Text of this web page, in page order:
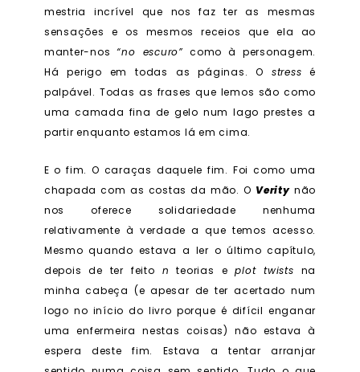
mestria incrível que nos faz ter as mesmas
sensações e os mesmos receios que ela ao
manter-nos“no escuro” como à personagem.
Há perigo em todas as páginas. O stress é
palpável. Todas as frases que lemos são como
uma camada fina de gelo num lago prestes a
partir enquanto estamos lá em cima.
E o fim. O caraças daquele fim. Foi como uma
chapada com as costas da mão. O Veritynão
nos oferece solidariedade nenhuma
relativamente à verdade a que temos acesso.
Mesmo quando estava a ler o último capítulo,
depois de ter feito n teorias eplot twists na
minha cabeça (e apesar de ter acertado num
logo no início do livro porque é difícil enganar
uma enfermeira nestas coisas) não estava à
espera deste fim. Estava a tentar arranjar